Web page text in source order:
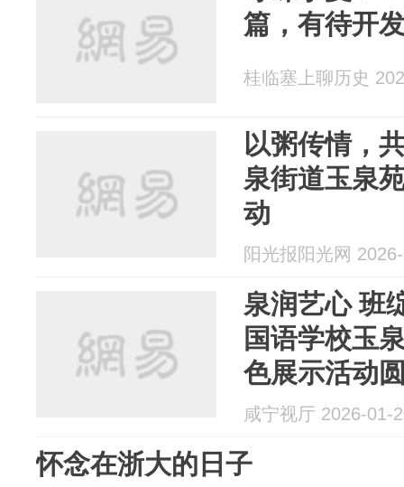
篇，有待开
桂临塞上聊历史
以粥传情，
泉街道玉泉
动
阳光报阳光网
泉润艺心 班
国语学校玉
色展示活动
咸宁视厅 2026-01-
怀念在浙大的日子